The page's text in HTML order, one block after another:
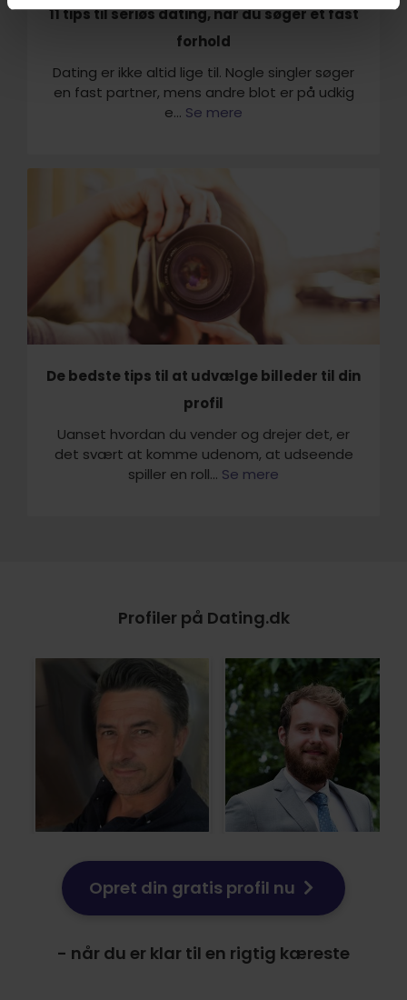
11 tips til seriøs dating, når du søger et fast
forhold
Dating er ikke altid lige til. Nogle singler søger
en fast partner, mens andre blot er på udkig
e... Se mere
De bedste tips til at udvælge billeder til din
profil
Uanset hvordan du vender og drejer det, er
det svært at komme udenom, at udseende
spiller en roll... Se mere
Profiler på Dating.dk
Opret din gratis profil nu
- når du er klar til en rigtig kæreste